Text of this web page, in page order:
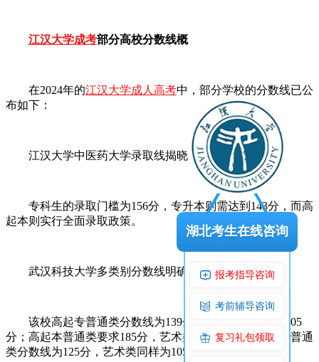
湖北考生在线咨询
报考指导咨询
考前辅导咨询
复习礼包领取
江汉大学成考部分高校分数线概
‌在2024年的江汉大学成人高考中，部分学校的分数线已公
布如下：‌
江汉大学中医药大学录取线揭晓‌
‌专科生的录取门槛为156分，专升本则需达到143分，而高
起本则实行全面录取政策。‌
武汉科技大学多类别分数线明确‌
‌该校高起专普通类分数线为139分，艺术类较低，为105
分；高起本普通类要求185分，艺术类则为120分；专升本普通
类分数线为125分，艺术类同样为105分。‌